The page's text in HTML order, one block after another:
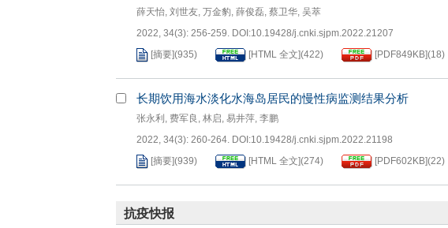
薛天怡, 刘世友, 万金豹, 薛俊磊, 蔡卫华, 吴萃
2022, 34(3): 256-259. DOI:10.19428/j.cnki.sjpm.2022.21207
[摘要](935) [HTML 全文](422) [PDF849KB](18)
长期饮用海水淡化水海岛居民的慢性病监测结果分析
张永利, 费军良 , 林启, 易井萍, 李鹏
2022, 34(3): 260-264. DOI:10.19428/j.cnki.sjpm.2022.21198
[摘要](939) [HTML 全文](274) [PDF602KB](22)
抗疫快报